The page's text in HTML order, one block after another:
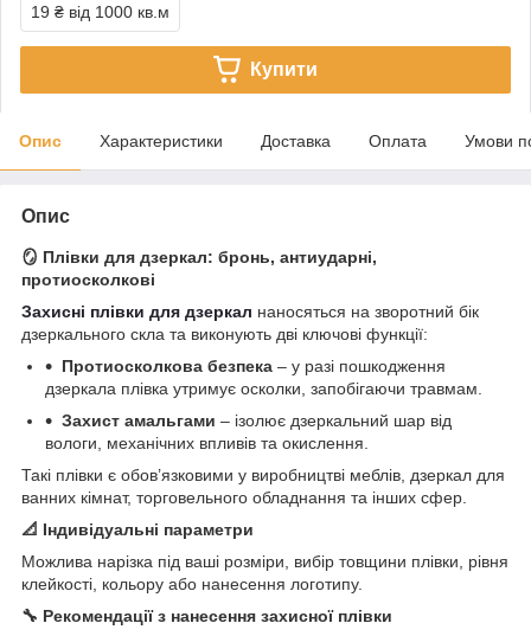
19 ₴ від 1000 кв.м
Купити
Опис Характеристики Доставка Оплата Умови
Опис
🪞 Плівки для дзеркал: бронь, антиударні,
протиосколкові
Захисні плівки для дзеркал наносяться на зворотний бік
дзеркального скла та виконують дві ключові функції:
Протиосколкова безпека – у разі пошкодження
дзеркала плівка утримує осколки, запобігаючи травмам.
Захист амальгами – ізолює дзеркальний шар від
вологи, механічних впливів та окислення.
Такі плівки є обов’язковими у виробництві меблів, дзеркал для
ванних кімнат, торговельного обладнання та інших сфер.
📐 Індивідуальні параметри
Можлива нарізка під ваші розміри, вибір товщини плівки, рівня
клейкості, кольору або нанесення логотипу.
🔧 Рекомендації з нанесення захисної плівки